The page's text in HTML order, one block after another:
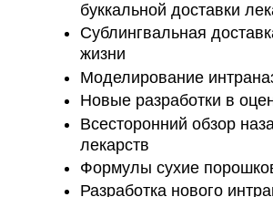
буккальной доставки
Сублингвальная
жизни
Моделирование
Новые разработки в
Всесторонний обзор
лекарств
Формулы сухие
Разработка нового